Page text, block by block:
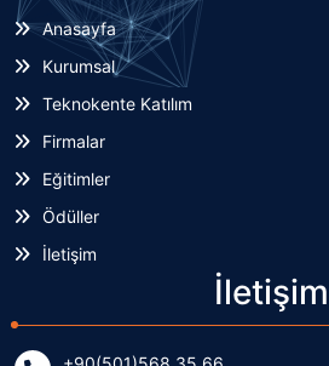
Anasayfa
Kurumsal
Teknokente Katılım
Firmalar
Eğitimler
Ödüller
İletişim
İletişim